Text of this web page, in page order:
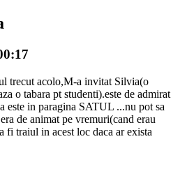
trecut acolo,M-a invitat Silvia(o
o tabara pt studenti).este de admirat
este in paragina SATUL ...nu pot sa
de animat pe vremuri(cand erau
fi traiul in acest loc daca ar exista